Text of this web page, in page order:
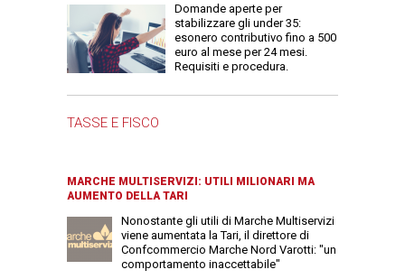
Domande aperte per
stabilizzare gli under 35:
esonero contributivo fino a 500
euro al mese per 24 mesi.
Requisiti e procedura.
TASSE E FISCO
MARCHE MULTISERVIZI: UTILI MILIONARI MA
AUMENTO DELLA TARI
Nonostante gli utili di Marche Multiservizi
viene aumentata la Tari, il direttore di
Confcommercio Marche Nord Varotti: "un
comportamento inaccettabile"